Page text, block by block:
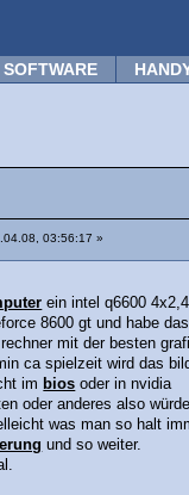
SOFTWARE
03:56:17 »
ein intel q6600
8600 gt und habe
mit der besten
ca spielzeit wird das
im bios oder in nvidia
oder anderes also
was man so halt
und so weiter.